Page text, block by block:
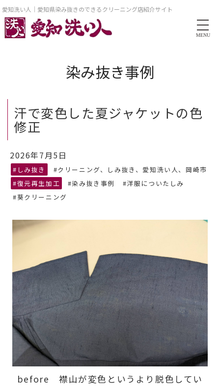
愛知洗い人｜愛知県染み抜きのできるクリーニング店紹介サイト
MENU
染み抜き事例
汗で変色した夏ジャケットの色
修正
2026年7月5日
#しみ抜き
#クリーニング、しみ抜き、愛知洗い人、岡崎市
#復元再生加工
#染み抜き事例
#洋服についたしみ
#葵クリーニング
before 襟山が変色というより脱色してい